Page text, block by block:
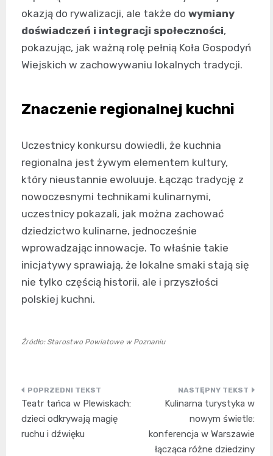
okazją do rywalizacji, ale także do wymiany
doświadczeń i integracji społeczności,
pokazując, jak ważną rolę pełnią Koła Gospodyń
Wiejskich w zachowywaniu lokalnych tradycji.
Znaczenie regionalnej kuchni
Uczestnicy konkursu dowiedli, że kuchnia
regionalna jest żywym elementem kultury,
który nieustannie ewoluuje. Łącząc tradycję z
nowoczesnymi technikami kulinarnymi,
uczestnicy pokazali, jak można zachować
dziedzictwo kulinarne, jednocześnie
wprowadzając innowacje. To właśnie takie
inicjatywy sprawiają, że lokalne smaki stają się
nie tylko częścią historii, ale i przyszłości
polskiej kuchni.
Źródło: Starostwo Powiatowe w Poznaniu
Nawigacja
wpisu
Teatr tańca w Plewiskach:
dzieci odkrywają magię
ruchu i dźwięku
Kulinarna turystyka w
nowym świetle:
konferencja w Warszawie
łącząca różne dziedziny